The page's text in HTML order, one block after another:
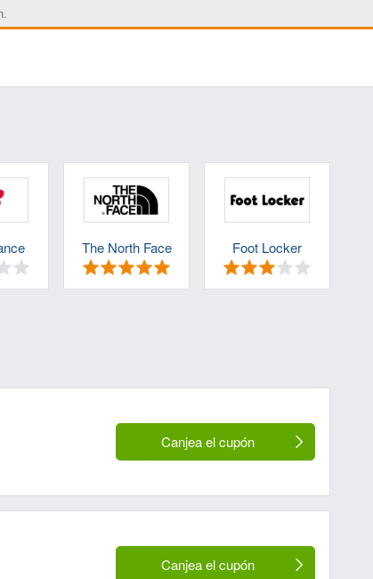
The North Face Foot Locker
Canjea el cupón
Canjea el cupón